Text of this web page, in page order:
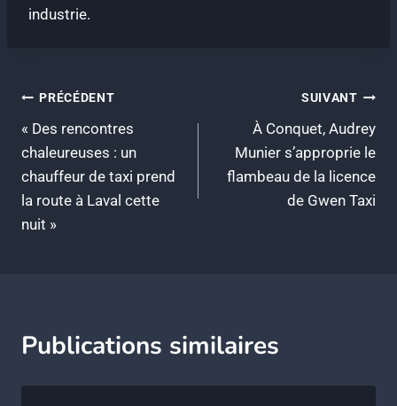
industrie.
Navigation
de
l’article
PRÉCÉDENT
« Des rencontres
chaleureuses : un
chauffeur de taxi prend
la route à Laval cette
nuit »
SUIVANT
À Conquet, Audrey
Munier s’approprie le
flambeau de la licence
de Gwen Taxi
Publications similaires